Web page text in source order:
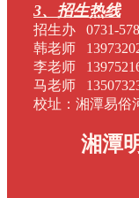
3、招生热线
招生办 0731-
韩老师
李老师
马老师
校址：湘潭易俗
湘潭明